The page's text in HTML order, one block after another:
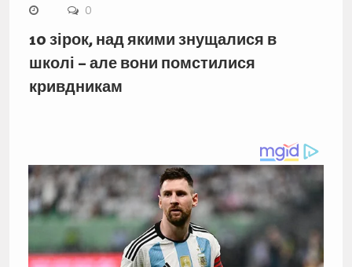
0
10 зірок, над якими знущалися в
школі – але вони помстилися
кривдникам